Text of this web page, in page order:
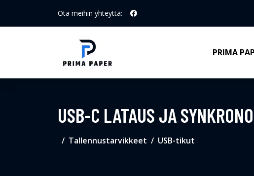
Ota meihin yhteyttä:
PRIMA
USB-C LATAUS JA
Tallennustarvikkeet USB-tikut